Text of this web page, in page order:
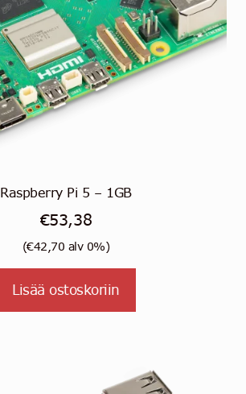
Raspberry Pi 5 – 1GB
€53,38
(€42,70 alv 0%)
Lisää ostoskoriin